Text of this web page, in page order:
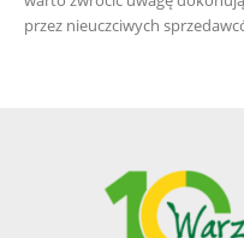
przez nieuczciwych